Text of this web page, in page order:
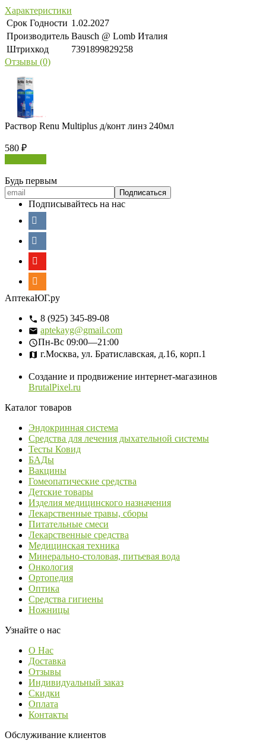
Характеристики
Срок Годности 1.02.2027
Производитель Bausch @ Lomb Италия
Штрихкод
7391899829258
Отзывы (0)
Раствор Renu Multiplus д/конт линз 240мл
580 ₽
Будь первым
Подписывайтесь на нас
АптекаЮГ.ру
8 (925) 345-89-08
aptekayg@gmail.com
Пн-Вс 09:00—21:00
г.Москва, ул. Братиславская, д.16, корп.1
Создание и продвижение интернет-магазинов
BrutalPixel.ru
Каталог товаров
Эндокринная система
Средства для лечения дыхательной системы
Тесты Ковид
БАДы
Вакцины
Гомеопатические средства
Детские товары
Изделия медицинского назначения
Лекарственные травы, сборы
Питательные смеси
Лекарственные средства
Медицинская техника
Минерально-столовая, питьевая вода
Онкология
Ортопедия
Оптика
Средства гигиены
Ножницы
Узнайте о нас
О Нас
Доставка
Отзывы
Индивидуальный заказ
Скидки
Оплата
Контакты
Обслуживание клиентов